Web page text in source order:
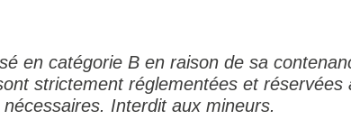
en catégorie B en raison de sa
strictement réglementées et
Interdit aux mineurs.